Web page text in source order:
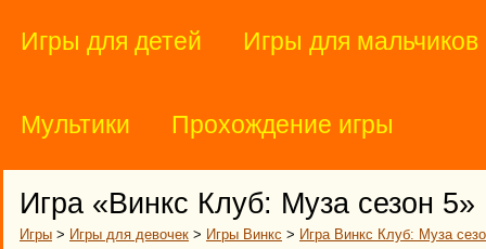
Игры для детей Игры для мальчиков
Мультики Прохождение игры
Игра «Винкс Клуб: Муза сезон 5»
Игры > Игры для девочек > Игры Винкс > Игра Винкс Клуб: Муза